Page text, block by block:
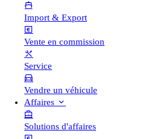
Import & Export
Vente en commission
Service
Vendre un véhicule
Affaires
Solutions d'affaires